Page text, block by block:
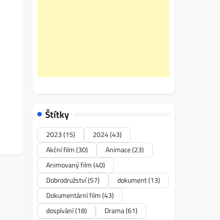
Štítky
2023(15) 2024(43)
Akční film(30) Animace(23)
Animovaný film(40)
Dobrodružství(57) dokument(13)
Dokumentární film(43)
dospívání(18) Drama(61)